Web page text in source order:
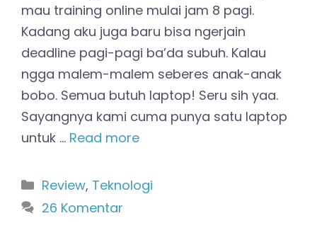
mau training online mulai jam 8 pagi.
Kadang aku juga baru bisa ngerjain
deadline pagi-pagi ba’da subuh. Kalau
ngga malem-malem seberes anak-anak
bobo. Semua butuh laptop! Seru sih yaa.
Sayangnya kami cuma punya satu laptop
untuk … Read more
Kategori
Review, Teknologi
26 Komentar